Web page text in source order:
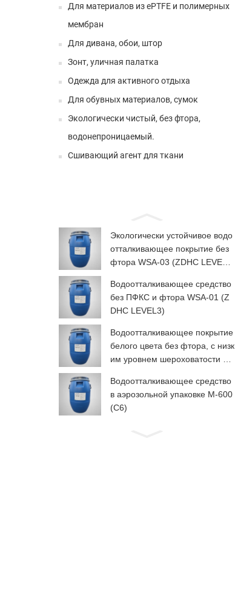
Для материалов из ePTFE и полимерных
мембран
Для дивана, обои, штор
Зонт, уличная палатка
Одежда для активного отдыха
Для обувных материалов, сумок
Экологически чистый, без фтора,
водонепроницаемый.
Сшивающий агент для ткани
Экологически устойчивое водо
отталкивающее покрытие без
фтора WSA-03 (ZDHC LEVEL
Водоотталкивающее средство
без ПФКС и фтора WSA-01 (Z
DHC LEVEL3)
Водоотталкивающее покрытие
белого цвета без фтора, с низк
им уровнем шероховатости дл
Водоотталкивающее средство
в аэрозольной упаковке М-600
(C6)